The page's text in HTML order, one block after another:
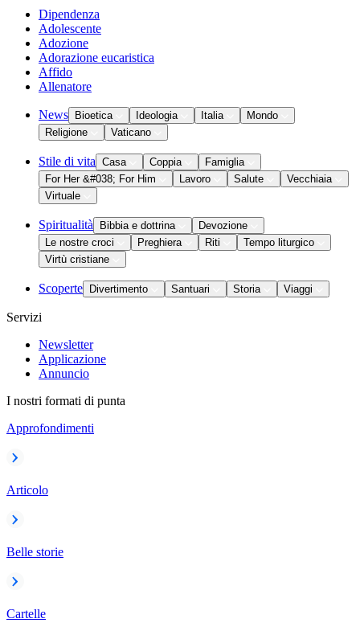
Dipendenza
Adolescente
Adozione
Adorazione eucaristica
Affido
Allenatore
News Bioetica Ideologia Italia
Mondo
Religione
Vaticano
Stile di vita Casa Coppia
Famiglia
For Her &#038; For Him
Lavoro Salute
Vecchiaia
Virtuale
Spiritualità Bibbia e dottrina
Devozione
Le nostre croci
Preghiera Riti
Tempo liturgico
Virtù cristiane
Scoperte Divertimento Santuari Storia Viaggi
Servizi
Newsletter
Applicazione
Annuncio
I nostri formati di punta
Approfondimenti
Articolo
Belle storie
Cartelle